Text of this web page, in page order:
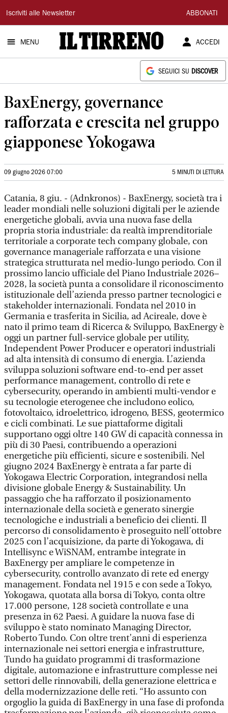
Il
Tirreno
Iscriviti alle Newsletter ABBONATI
MENU ACCEDI
SEGUICI SU DISCOVER
BaxEnergy, governance
rafforzata e crescita nel gruppo
giapponese Yokogawa
09 giugno 2026 07:00 5 MINUTI DI LETTURA
Catania, 8 giu. - (Adnkronos) - BaxEnergy, società tra i
leader mondiali nelle soluzioni digitali per le aziende
energetiche globali, avvia una nuova fase della
propria storia industriale: da realtà imprenditoriale
territoriale a corporate tech company globale, con
governance manageriale rafforzata e una visione
strategica strutturata nel medio-lungo periodo. Con il
prossimo lancio ufficiale del Piano Industriale 2026–
2028, la società punta a consolidare il riconoscimento
istituzionale dell’azienda presso partner tecnologici e
stakeholder internazionali. Fondata nel 2010 in
Germania e trasferita in Sicilia, ad Acireale, dove è
nato il primo team di Ricerca & Sviluppo, BaxEnergy è
oggi un partner full-service globale per utility,
Independent Power Producer e operatori industriali
ad alta intensità di consumo di energia. L’azienda
sviluppa soluzioni software end-to-end per asset
performance management, controllo di rete e
cybersecurity, operando in ambienti multi-vendor e
su tecnologie eterogenee che includono eolico,
fotovoltaico, idroelettrico, idrogeno, BESS, geotermico
e cicli combinati. Le sue piattaforme digitali
supportano oggi oltre 140 GW di capacità connessa in
più di 30 Paesi, contribuendo a operazioni
energetiche più efficienti, sicure e sostenibili. Nel
giugno 2024 BaxEnergy è entrata a far parte di
Yokogawa Electric Corporation, integrandosi nella
divisione globale Energy & Sustainability. Un
passaggio che ha rafforzato il posizionamento
internazionale della società e generato sinergie
tecnologiche e industriali a beneficio dei clienti. Il
percorso di consolidamento è proseguito nell’ottobre
2025 con l’acquisizione, da parte di Yokogawa, di
Intellisync e WiSNAM, entrambe integrate in
BaxEnergy per ampliare le competenze in
cybersecurity, controllo avanzato di rete ed energy
management. Fondata nel 1915 e con sede a Tokyo,
Yokogawa, quotata alla borsa di Tokyo, conta oltre
17.000 persone, 128 società controllate e una
presenza in 62 Paesi. A guidare la nuova fase di
sviluppo è stato nominato Managing Director,
Roberto Tundo. Con oltre trent’anni di esperienza
internazionale nei settori energia e infrastrutture,
Tundo ha guidato programmi di trasformazione
digitale, automazione e infrastrutture complesse nei
settori delle rinnovabili, della generazione elettrica e
della modernizzazione delle reti. “Ho assunto con
orgoglio la guida di BaxEnergy in una fase di profonda